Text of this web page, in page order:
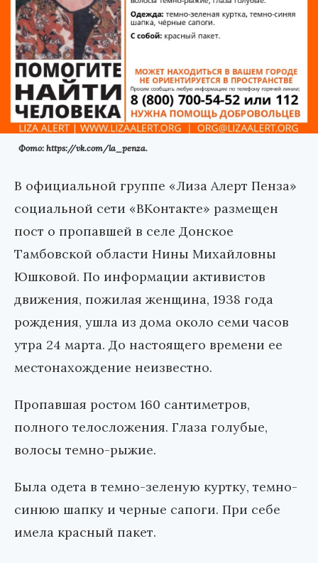
Фото: https://vk.com/la_penza.
В официальной группе «Лиза Алерт Пенза»
социальной сети «ВКонтакте» размещен
пост о пропавшей в селе Донское
Тамбовской области Нины Михайловны
Юшковой. По информации активистов
движения, пожилая женщина, 1938 года
рождения, ушла из дома около семи часов
утра 24 марта. До настоящего времени ее
местонахождение неизвестно.
Пропавшая ростом 160 сантиметров,
полного телосложения. Глаза голубые,
волосы темно-рыжие.
Была одета в темно-зеленую куртку, темно-
синюю шапку и черные сапоги. При себе
имела красный пакет.